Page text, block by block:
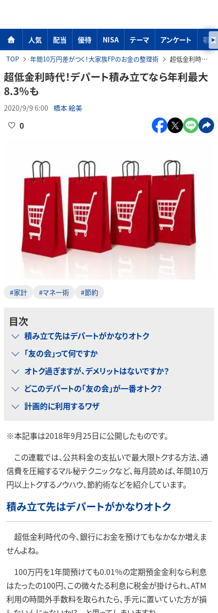
人気 配当 優待 NISA テーマ アンケート 著者
TOP 年間10万円差がつく！大家族FPのお金の整理術 超低金利時代！デパート積み立てなら年利最大8.3％も
超低金利時代！デパート積み立てなら年利最大
8.3％も
2020/9/9 6:00 橋本 絵美
0
#家計 #マネー術 #節約
目次
積み立て先はデパートがかなりオトク
「友の会」って何ですか
オトク過ぎますが、デメリットはないですか？
どこのデパートの「友の会」が一番オトク？
計画的に利用するワザ
※本記事は2018年9月25日に公開したものです。
この連載では、公共料金の支払いで最大限トクする方法、通
信費を圧縮するマル秘テクニックなど、毎月読めば、年間10万
円以上トクするノウハウ、節約術などを紹介しています。
積み立て先はデパートがかなりオトク
超低金利時代の今、銀行にお金を預けてもなかなか増えま
せんよね。
100万円を1年間預けても0.01％の定期預金金利なら利息
はたったの100円、この微々たる利息に税金が掛けられ、ATM
利用の時間外手数料を取られたら、手元に置いていた方が損